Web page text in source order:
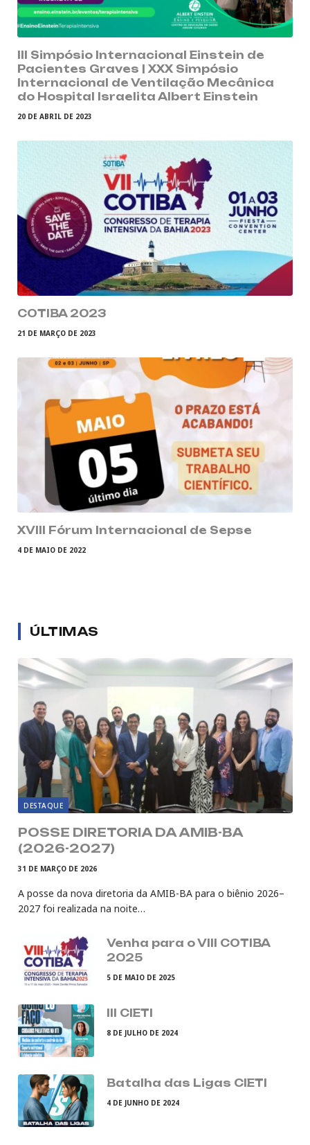
III Simpósio Internacional Einstein de
Pacientes Graves | XXX Simpósio
Internacional de Ventilação Mecânica
do Hospital Israelita Albert Einstein
20 DE ABRIL DE 2023
COTIBA 2023
21 DE MARÇO DE 2023
XVIII Fórum Internacional de Sepse
4 DE MAIO DE 2022
ÚLTIMAS
DESTAQUE
POSSE DIRETORIA DA AMIB-BA
(2026-2027)
31 DE MARÇO DE 2026
A posse da nova diretoria da AMIB-BA para o biênio 2026–
2027 foi realizada na noite…
Venha para o VIII COTIBA
2025
5 DE MAIO DE 2025
III CIETI
8 DE JULHO DE 2024
Batalha das Ligas CIETI
4 DE JUNHO DE 2024